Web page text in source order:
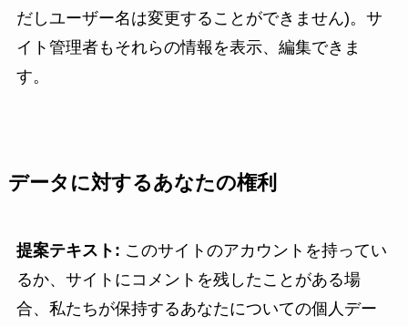
だしユーザー名は変更することができません)。サ
イト管理者もそれらの情報を表示、編集できま
す。
データに対するあなたの権利
提案テキスト: このサイトのアカウントを持ってい
るか、サイトにコメントを残したことがある場
合、私たちが保持するあなたについての個人デー